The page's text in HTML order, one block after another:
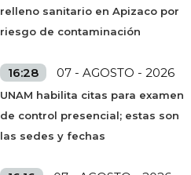
relleno sanitario en Apizaco por
riesgo de contaminación
16:28 07 - AGOSTO - 2026
UNAM habilita citas para examen
de control presencial; estas son
las sedes y fechas